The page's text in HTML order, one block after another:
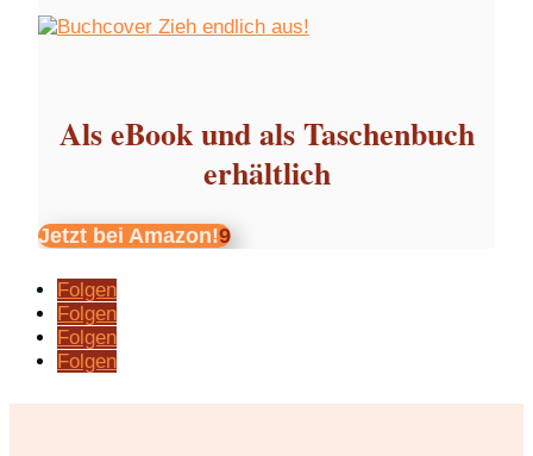
Als eBook und als Taschenbuch
erhältlich
Jetzt bei Amazon!
Folgen
Folgen
Folgen
Folgen